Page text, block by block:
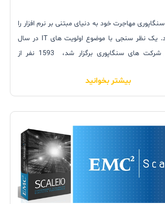
مهاجرت خود به دنیای مبتنی بر نرم افزار را
آغاز کرده اند. یک نظر سنجی با موضوع اولویت های IT در سال
2017 میان شرکت های سنگاپوری برگزار شد، 1593 نفر از
بیشتر بخوانید